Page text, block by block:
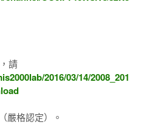
請
2016/03/14/2008_201
嚴格認定）。